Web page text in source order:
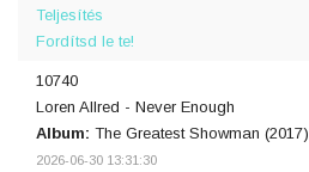
Teljesítés
Fordítsd le te!
10740
Loren Allred - Never Enough
Album: The Greatest Showman (2017)
2026-06-30 13:31:30